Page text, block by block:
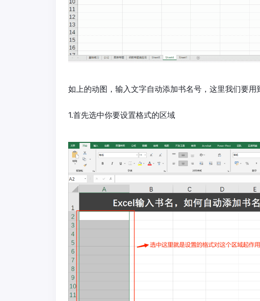
如上的动图，输入文字自动添加书名号，这里我们要用
1.首先选中你要设置格式的区域